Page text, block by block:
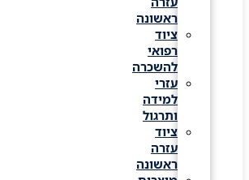
ראשונה
ציוד
רפואי
להשכרה
עזרי
למידה
ותרגול
ציוד
עזרה
ראשונה